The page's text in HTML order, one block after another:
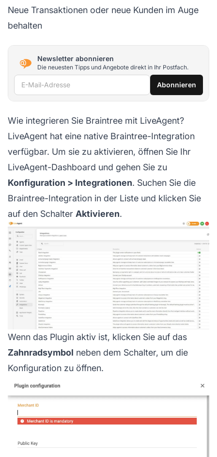
Neue Transaktionen oder neue Kunden im Auge
behalten
Newsletter abonnieren
Die neuesten Tipps und Angebote direkt in Ihr Postfach.
E-Mail-Adresse Abonnieren
Wie integrieren Sie Braintree mit LiveAgent?
LiveAgent hat eine native Braintree-Integration
verfügbar. Um sie zu aktivieren, öffnen Sie Ihr
LiveAgent-Dashboard und gehen Sie zu
Konfiguration > Integrationen. Suchen Sie die
Braintree-Integration in der Liste und klicken Sie
auf den Schalter Aktivieren.
Wenn das Plugin aktiv ist, klicken Sie auf das
Zahnradsymbol neben dem Schalter, um die
Konfiguration zu öffnen.